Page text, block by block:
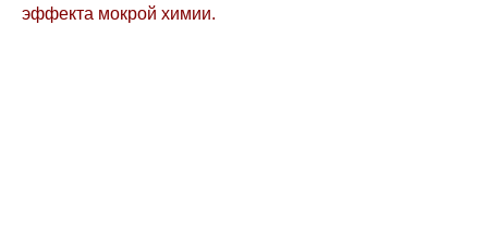
эффекта мокрой химии.